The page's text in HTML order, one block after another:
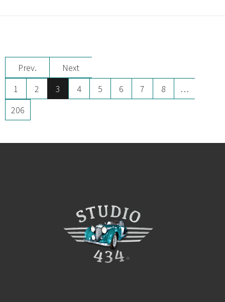
Prev.
Next
1
2 3 4 5 6 7 8
…
206